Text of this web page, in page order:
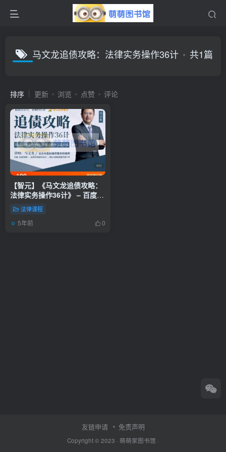
马文龙追债攻略：法律实务操作36计 共1篇
排序 更新 浏览 点赞 评论
【智元】《马文龙追债攻略：
法律实务操作36计》 – 百度云
盘 – 下载
法律课程
5年前 0
友链申请 免责声明
Copyright © 2023 · 萌萌家图书馆 ·